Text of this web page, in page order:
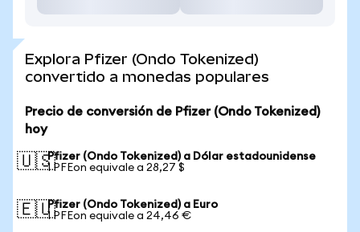
Explora Pfizer (Ondo Tokenized)
convertido a monedas populares
Precio de conversión de Pfizer (Ondo Tokenized)
hoy
🇺🇸Pfizer (Ondo Tokenized) a Dólar estadounidense
1 PFEon equivale a 28,27 $
🇪🇺Pfizer (Ondo Tokenized) a Euro
1 PFEon equivale a 24,46 €